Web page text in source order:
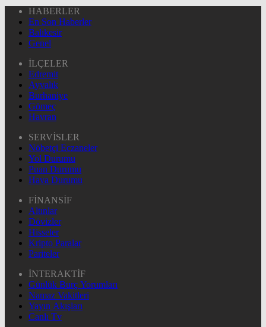
HABERLER
En Son Haberler
Balıkesir
Genel
İLÇELER
Edremit
Ayvalık
Burhaniye
Gömeç
Havran
SERVİSLER
Nöbetçi Eczaneler
Yol Durumu
Puan Durumu
Hava Durumu
FİNANSİF
Altınlar
Dövizler
Hisseler
Kripto Paralar
Pariteler
İNTERAKTİF
Günlük Burç Yorumları
Namaz Vakitleri
Yayın Akışları
Canlı Tv